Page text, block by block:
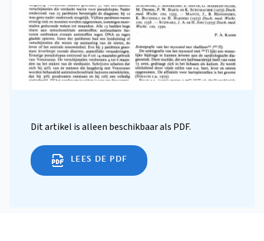
Dit artikel is alleen beschikbaar als PDF.
LEES DE PDF